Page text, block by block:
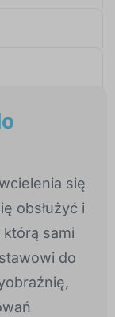
się
obsłużyć i
sami
do